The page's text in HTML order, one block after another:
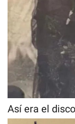
Así era el